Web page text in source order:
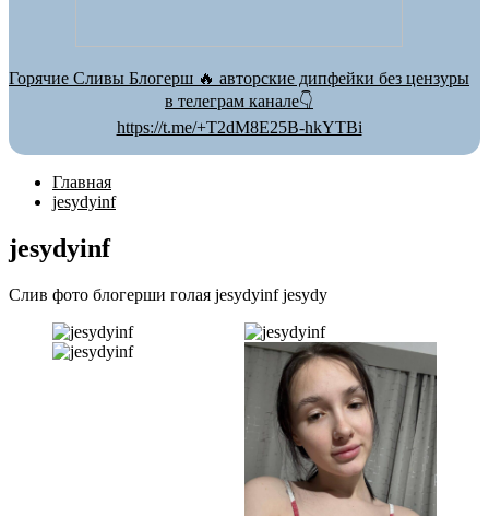
Горячие Сливы Блогерш 🔥 авторские дипфейки без цензуры
в телеграм канале👇
https://t.me/+T2dM8E25B-hkYTBi
Главная
jesydyinf
jesydyinf
Слив фото блогерши голая jesydyinf jesydy